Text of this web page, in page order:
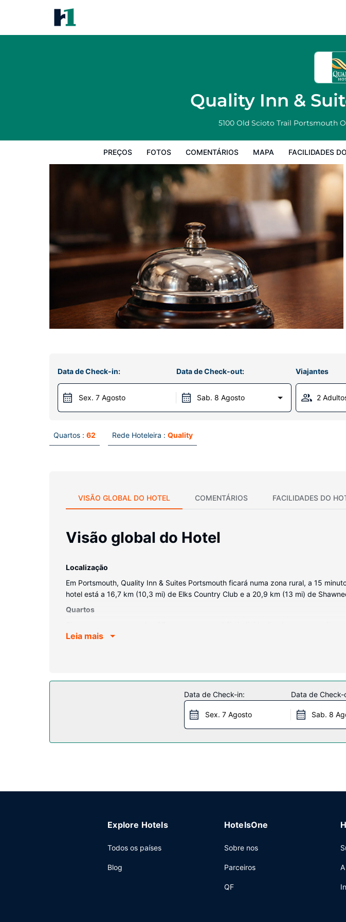
Quality Inn &
5100 Old Scioto Trail Portsmouth
PREÇOS FOTOS COMENTÁRIOS MAPA FACILIDADES
Data de Check-in:
Sex. 7 Agosto
Data de Check-out:
Sab. 8 Agosto
Viajantes
2
Quartos : 62 Rede Hoteleira : Quality
VISÃO GLOBAL DO HOTEL COMENTÁRIOS FACILIDADES DO
Visão global do Hotel
Localização
Em Portsmouth, Quality Inn & Suites Portsmouth ficará numa zona rural, a 15
hotel está a 16,7 km (10,3 mi) de Elks Country Club e a 20,9 km (13 mi) de
Quartos
sempre contactável. Ao final do dia, assista a uma seleção de canais por cabo.
Comece as suas manhãs da melhor forma com um pequeno-almoço completo
Leia mais
Data de Check-in:
Sex. 7 Agosto
Data de Check-
Sab. 8
Explore Hotels
Todos os países
Blog
HotelsOne
Sobre nos
Parceiros
QF